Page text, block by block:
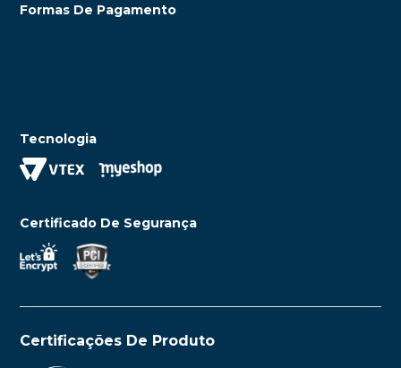
Formas De Pagamento
Tecnologia
Certificado De Segurança
Certificações De Produto